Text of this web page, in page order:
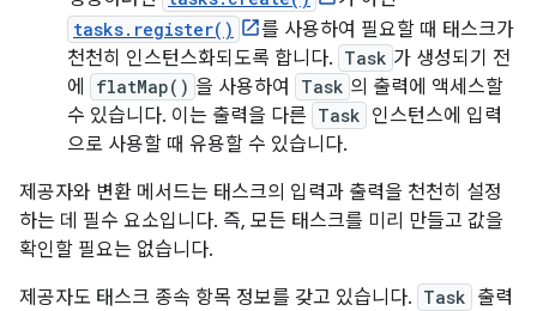
tasks.register()
를 사용하여 필요할 때 태스크가
천천히 인스턴스화되도록 합니다. Task 가 생성되기 전
에
flatMap() 을 사용하여 Task 의 출력에 액세스할
수 있습니다. 이는 출력을 다른 Task 인스턴스에 입력
으로 사용할 때 유용할 수 있습니다.
제공자와 변환 메서드는 태스크의 입력과 출력을 천천히 설정
하는 데 필수 요소입니다. 즉, 모든 태스크를 미리 만들고 값을
확인할 필요는 없습니다.
제공자도 태스크 종속 항목 정보를 갖고 있습니다. Task 출력